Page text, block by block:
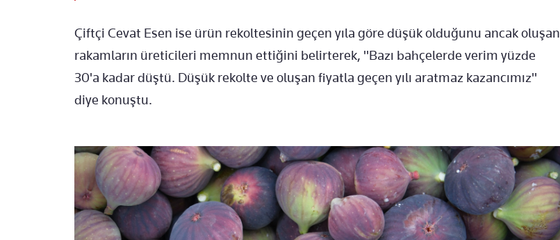
Çiftçi Cevat Esen ise ürün rekoltesinin geçen yıla göre düşük olduğunu ancak oluşan
rakamların üreticileri memnun ettiğini belirterek, "Bazı bahçelerde verim yüzde
30'a kadar düştü. Düşük rekolte ve oluşan fiyatla geçen yılı aratmaz kazancımız"
diye konuştu.